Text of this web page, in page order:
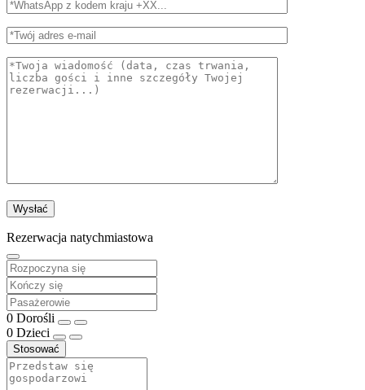
Rezerwacja natychmiastowa
0 Dorośli
0 Dzieci
Stosować